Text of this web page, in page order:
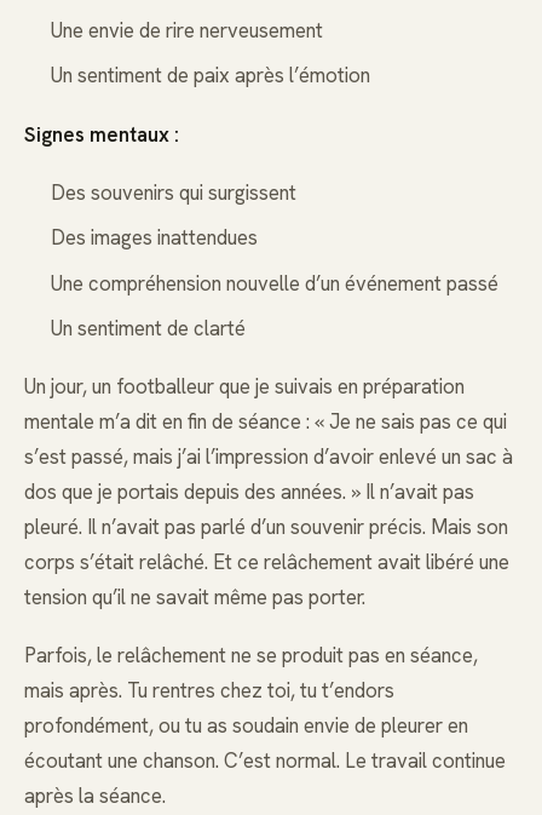
Une envie de rire nerveusement
Un sentiment de paix après l’émotion
Signes mentaux :
Des souvenirs qui surgissent
Des images inattendues
Une compréhension nouvelle d’un événement passé
Un sentiment de clarté
Un jour, un footballeur que je suivais en préparation
mentale m’a dit en fin de séance : « Je ne sais pas ce qui
s’est passé, mais j’ai l’impression d’avoir enlevé un sac à
dos que je portais depuis des années. » Il n’avait pas
pleuré. Il n’avait pas parlé d’un souvenir précis. Mais son
corps s’était relâché. Et ce relâchement avait libéré une
tension qu’il ne savait même pas porter.
Parfois, le relâchement ne se produit pas en séance,
mais après. Tu rentres chez toi, tu t’endors
profondément, ou tu as soudain envie de pleurer en
écoutant une chanson. C’est normal. Le travail continue
après la séance.